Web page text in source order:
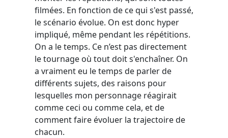
filmées. En fonction de ce qui s'est passé,
le scénario évolue. On est donc hyper
impliqué, même pendant les répétitions.
On a le temps. Ce n’est pas directement
le tournage où tout doit s'enchaîner. On
a vraiment eu le temps de parler de
différents sujets, des raisons pour
lesquelles mon personnage réagirait
comme ceci ou comme cela, et de
comment faire évoluer la trajectoire de
chacun.